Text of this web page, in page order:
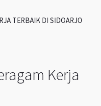
TERBAIK DI SIDOARJO
Kerja